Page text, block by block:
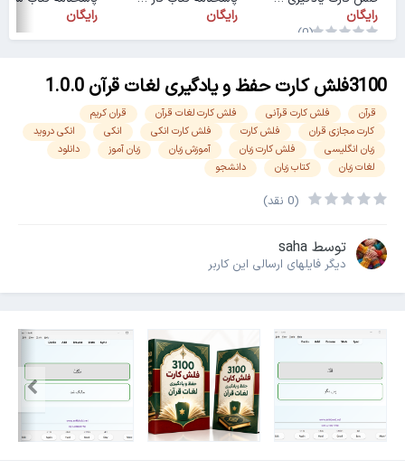
رایگان
(0)
رایگان رایگان
3100فلش کارت حفظ و یادگیری لغات قرآن 1.0.0
قرآن فلش کارت قرآنی فلش کارت لغات قرآن
قران کریم
کارت مجازی قران
فلش کارت فلش کارت انکی انکی
انکی دروید
زبان انگلیسی
فلش کارت زبان آموزش زبان زبان آموز
دانلود
لغات زبان
کتاب زبان دانشجو
(0 نقد)
توسط saha
دیگر فایل‎های ارسالی این کاربر